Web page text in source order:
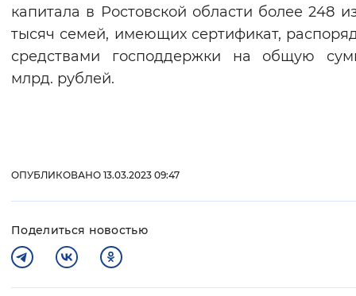
капитала в Ростовской области более 248
тысяч семей, имеющих сертификат,
средствами господдержки на общую
млрд. рублей.
ОПУБЛИКОВАНО 13.03.2023 09:47
Поделиться новостью